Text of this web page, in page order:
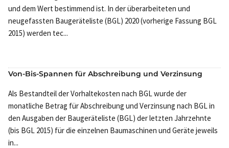
und dem Wert bestimmend ist. In der überarbeiteten und
neugefassten Baugeräteliste (BGL) 2020 (vorherige Fassung BGL
2015) werden tec...
Von-Bis-Spannen für Abschreibung und Verzinsung
Als Bestandteil der Vorhaltekosten nach BGL wurde der
monatliche Betrag für Abschreibung und Verzinsung nach BGL in
den Ausgaben der Baugeräteliste (BGL) der letzten Jahrzehnte
(bis BGL 2015) für die einzelnen Baumaschinen und Geräte jeweils
in...